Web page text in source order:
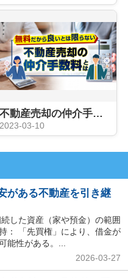
不動産売却の仲介手数料とは？
2023-03-10
がある不動産を引き継
した資産（家や預金）の範囲
： 「先買権」により、借金が
能性がある。...
2026-03-27